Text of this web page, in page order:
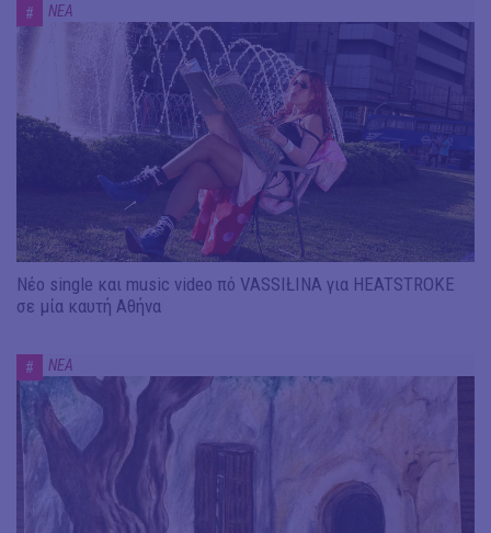
# ΝΕΑ
Νέο single και music video πό VASSIŁINA για HEATSTROKE
σε μία καυτή Αθήνα
# ΝΕΑ